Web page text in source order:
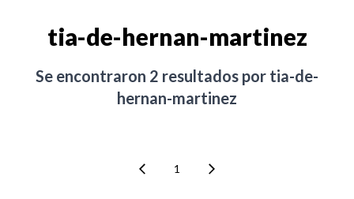
tia-de-hernan-martinez
Se encontraron 2 resultados por tia-de-
hernan-martinez
1